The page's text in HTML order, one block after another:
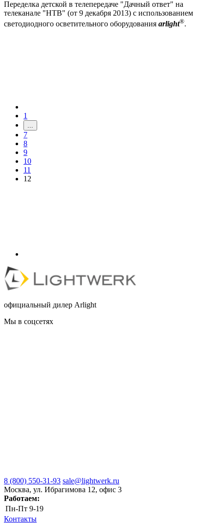
Переделка детской в телепередаче "Дачный ответ" на
телеканале "НТВ" (от 9 декабря 2013) с использованием
светодиодного осветительного оборудования arlight®.
1
...
7
8
9
10
11
12
официальный дилер Arlight
Мы в соцсетях
8 (800) 550-31-93 sale@lightwerk.ru
Москва, ул. Ибрагимова 12, офис 3
Работаем:
Пн-Пт 9-19
Контакты